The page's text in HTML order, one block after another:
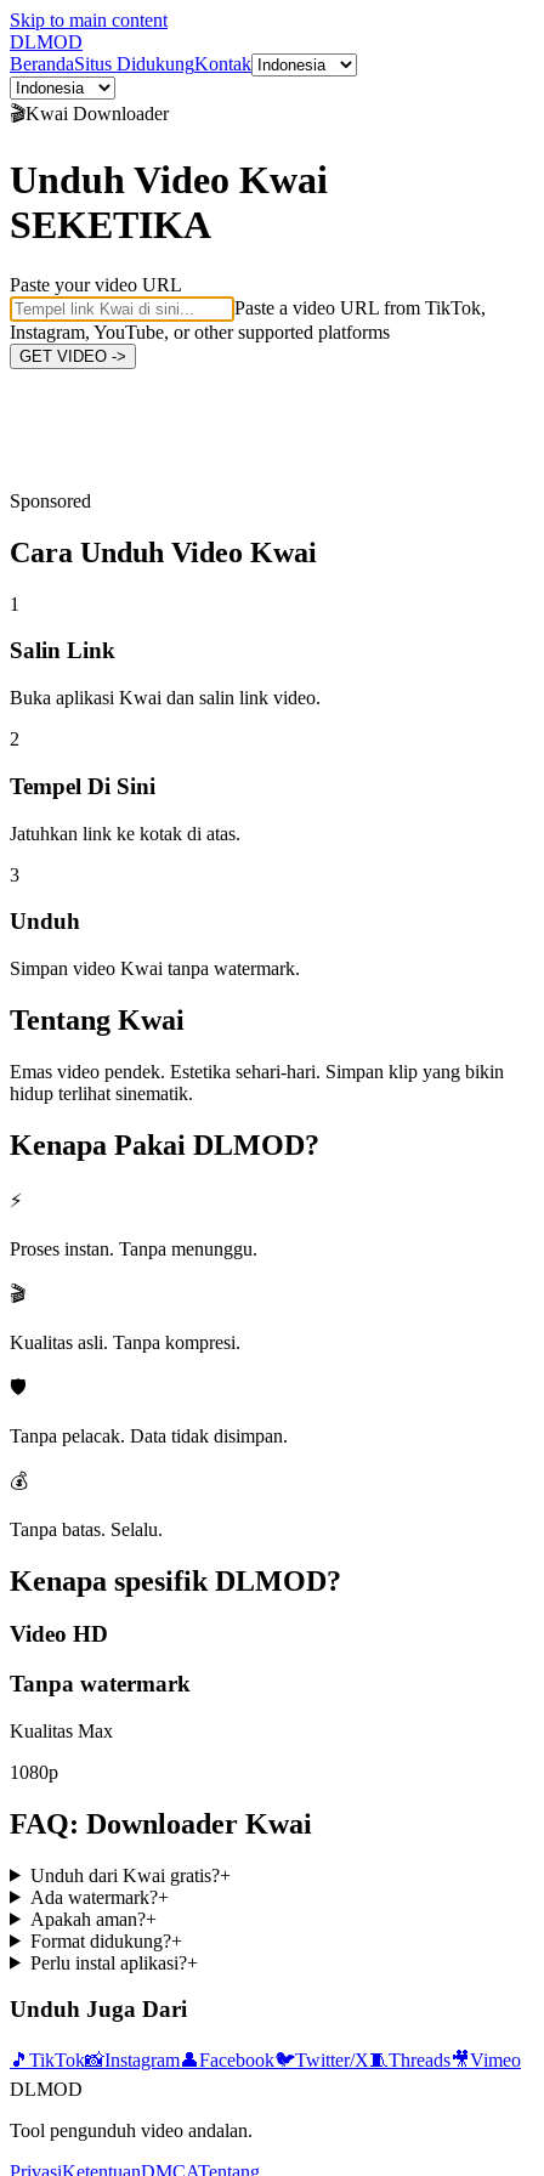
Skip to main content
DLMOD
BerandaSitus DidukungKontak
🎬Kwai Downloader
Unduh Video Kwai
SEKETIKA
Paste your video URL
Paste a video URL from TikTok,
Instagram, YouTube, or other supported platforms
GET VIDEO ->
Sponsored
Cara Unduh Video Kwai
1
Salin Link
Buka aplikasi Kwai dan salin link video.
2
Tempel Di Sini
Jatuhkan link ke kotak di atas.
3
Unduh
Simpan video Kwai tanpa watermark.
Tentang Kwai
Emas video pendek. Estetika sehari-hari. Simpan klip yang bikin
hidup terlihat sinematik.
Kenapa Pakai DLMOD?
⚡
Proses instan. Tanpa menunggu.
🎬
Kualitas asli. Tanpa kompresi.
🛡️
Tanpa pelacak. Data tidak disimpan.
💰
Tanpa batas. Selalu.
Kenapa spesifik DLMOD?
Video HD
Tanpa watermark
Kualitas Max
1080p
FAQ: Downloader Kwai
Unduh dari Kwai gratis?+
Ada watermark?+
Apakah aman?+
Format didukung?+
Perlu instal aplikasi?+
Unduh Juga Dari
🎵 TikTok📸Instagram👤Facebook🐦Twitter/X🧵Threads🎥Vimeo
DLMOD
Tool pengunduh video andalan.